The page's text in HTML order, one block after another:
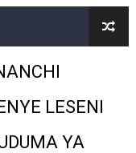
USALAMA,
UBORA
LESENI
YA